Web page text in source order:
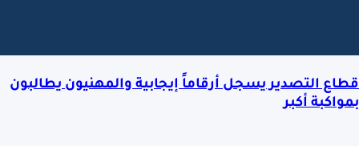
قطاع التصدير يسجل أرقاماً إيجابية والمهنيون يطالبون
بمواكبة أكبر